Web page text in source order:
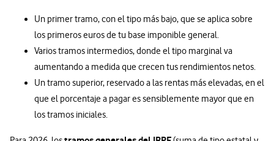
Un primer tramo, con el tipo más bajo, que se aplica sobre
los primeros euros de tu base imponible general.
Varios tramos intermedios, donde el tipo marginal va
aumentando a medida que crecen tus rendimientos netos.
Un tramo superior, reservado a las rentas más elevadas, en el
que el porcentaje a pagar es sensiblemente mayor que en
los tramos iniciales.